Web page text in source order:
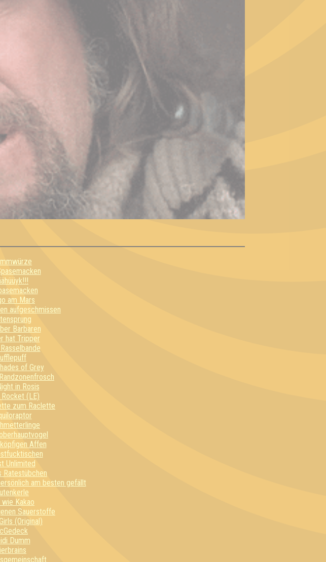
am Mars
aufgeschmissen
Barbaren
hat Tripper
of Grey
in Rosis
Rocket (LE)
zum Raclette
Affen
Unlimited
Ratestübchen
am besten gefällt
wie Kakao
Sauerstoffe
(Original)
Dumm